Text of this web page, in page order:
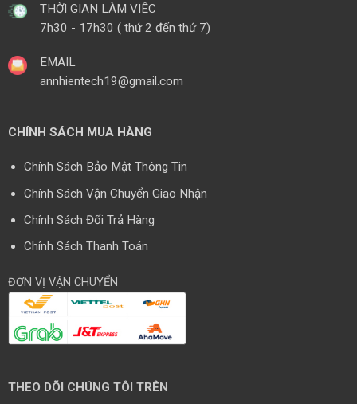
THỜI GIAN LÀM VIÊC
7h30 - 17h30 ( thứ 2 đến thứ 7)
EMAIL
annhientech19@gmail.com
CHÍNH SÁCH MUA HÀNG
Chính Sách Bảo Mật Thông Tin
Chính Sách Vận Chuyển Giao Nhận
Chính Sách Đổi Trả Hàng
Chính Sách Thanh Toán
ĐƠN VỊ VẬN CHUYỂN
THEO DÕI CHÚNG TÔI TRÊN